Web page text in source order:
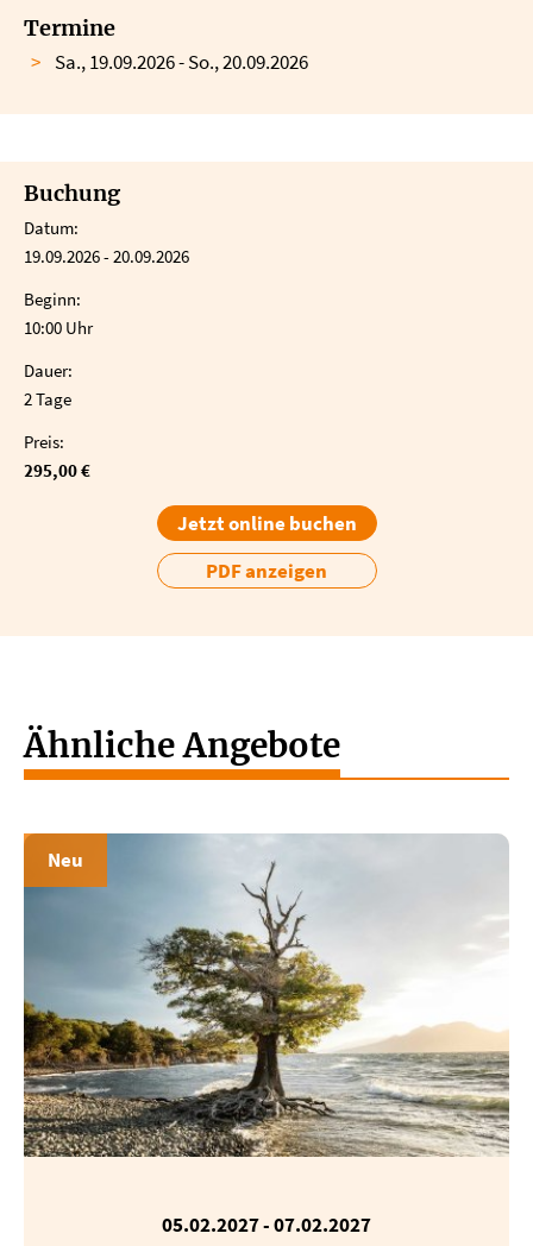
Termine
Sa., 19.09.2026 - So., 20.09.2026
Buchung
Datum:
19.09.2026 - 20.09.2026
Beginn:
10:00 Uhr
Dauer:
2 Tage
Preis:
295,00 €
Jetzt online buchen
PDF anzeigen
Ähnliche Angebote
Neu
05.02.2027 - 07.02.2027